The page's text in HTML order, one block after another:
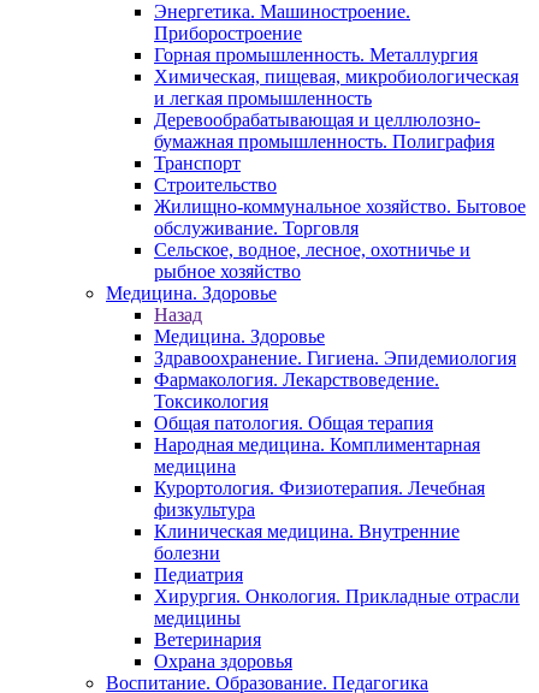
Энергетика. Машиностроение.
Приборостроение
Горная промышленность. Металлургия
Химическая, пищевая, микробиологическая
и легкая промышленность
Деревообрабатывающая и целлюлозно-
бумажная промышленность. Полиграфия
Транспорт
Строительство
Жилищно-коммунальное хозяйство. Бытовое
обслуживание. Торговля
Сельское, водное, лесное, охотничье и
рыбное хозяйство
Медицина. Здоровье
Назад
Медицина. Здоровье
Здравоохранение. Гигиена. Эпидемиология
Фармакология. Лекарствоведение.
Токсикология
Общая патология. Общая терапия
Народная медицина. Комплиментарная
медицина
Курортология. Физиотерапия. Лечебная
физкультура
Клиническая медицина. Внутренние
болезни
Педиатрия
Хирургия. Онкология. Прикладные отрасли
медицины
Ветеринария
Охрана здоровья
Воспитание. Образование. Педагогика